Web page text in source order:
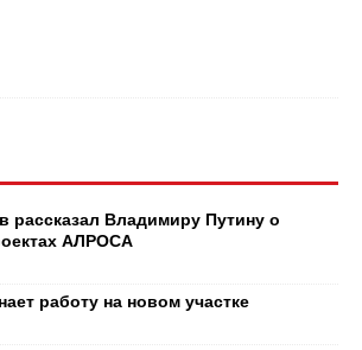
рассказал Владимиру Путину о
АЛРОСА
работу на новом участке